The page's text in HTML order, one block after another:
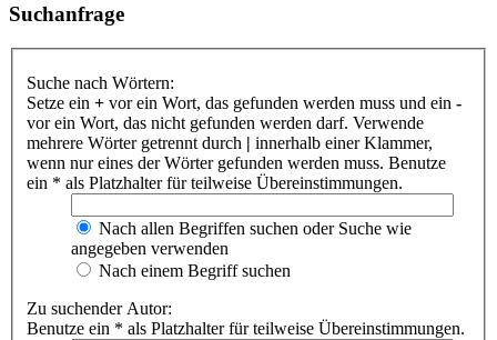
Suchanfrage
Suche nach Wörtern:
Setze ein + vor ein Wort, das gefunden werden muss und ein -
vor ein Wort, das nicht gefunden werden darf. Verwende
mehrere Wörter getrennt durch | innerhalb einer Klammer,
wenn nur eines der Wörter gefunden werden muss. Benutze
ein * als Platzhalter für teilweise Übereinstimmungen.
Nach allen Begriffen suchen oder Suche wie
angegeben verwenden
Nach einem Begriff suchen
Zu suchender Autor:
Benutze ein * als Platzhalter für teilweise Übereinstimmungen.